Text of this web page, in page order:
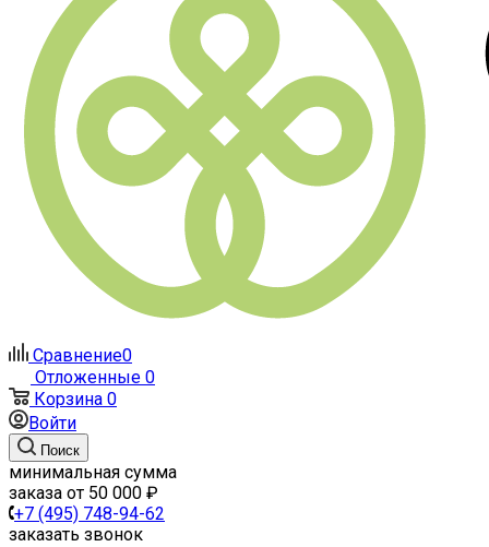
Сравнение0
Отложенные 0
Корзина 0
Войти
Поиск
минимальная сумма
заказа от 50 000 ₽
+7 (495) 748-94-62
заказать звонок